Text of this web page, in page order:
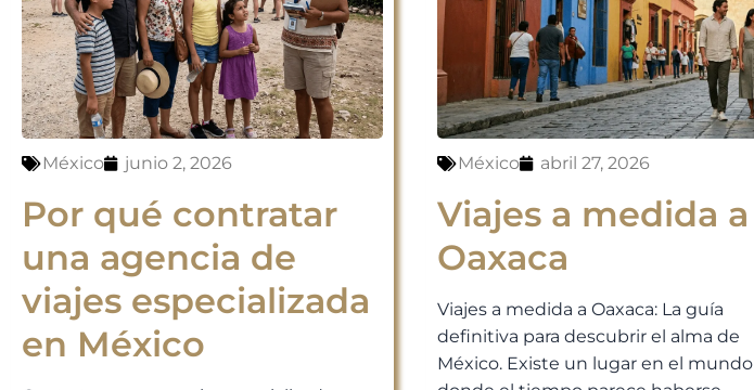
México junio 2, 2026
Por qué contratar
una agencia de
viajes especializada
en México
México abril 27, 2026
Viajes a medida a
Oaxaca
Viajes a medida a Oaxaca: La guía
definitiva para descubrir el alma de
México. Existe un lugar en el mundo